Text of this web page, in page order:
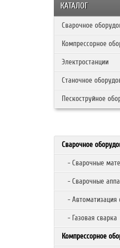
КАТАЛОГ
Сварочное
Компрессорное
Электростанции
Станочное
Пескоструйное
Сварочное
- Сварочные
- Сварочные
- Автоматизация
- Газовая сварка
Компрессорное